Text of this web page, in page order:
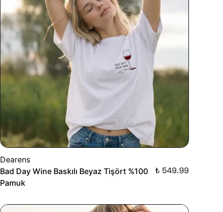
Dearens
Bad Day Wine Baskılı Beyaz Tişört %100
Pamuk
₺ 549.99